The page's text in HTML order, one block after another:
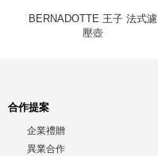
BERNADOTTE 王子 法式濾
壓壺
合作提案
企業禮贈
異業合作